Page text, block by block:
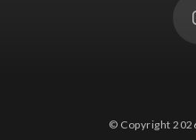
© Copyright